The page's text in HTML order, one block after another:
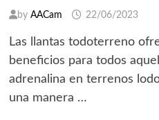
by AACam 22/06/2023
Las llantas todoterreno
beneficios para todos
adrenalina en terrenos
una manera …